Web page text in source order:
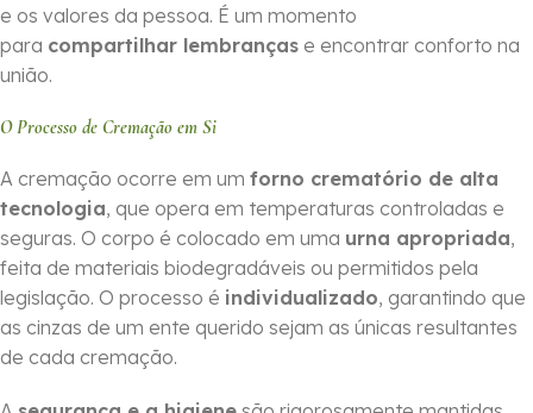
e os valores da pessoa. É um momento
para compartilhar lembranças e encontrar conforto na
união.
O Processo de Cremação em Si
A cremação ocorre em um forno crematório de alta
tecnologia, que opera em temperaturas controladas e
seguras. O corpo é colocado em uma urna apropriada,
feita de materiais biodegradáveis ou permitidos pela
legislação. O processo é individualizado, garantindo que
as cinzas de um ente querido sejam as únicas resultantes
de cada cremação.